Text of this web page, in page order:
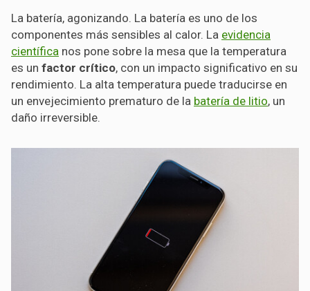
La batería, agonizando. La batería es uno de los
componentes más sensibles al calor. La evidencia
científica nos pone sobre la mesa que la temperatura
es un factor crítico, con un impacto significativo en su
rendimiento. La alta temperatura puede traducirse en
un envejecimiento prematuro de la batería de litio, un
daño irreversible.